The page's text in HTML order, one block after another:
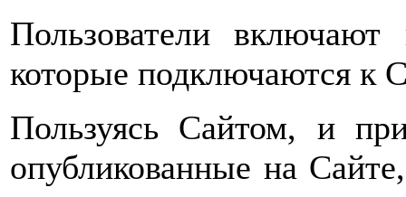
Пользователи
которые подключаются к
Пользуясь Сайтом, и
опубликованные на